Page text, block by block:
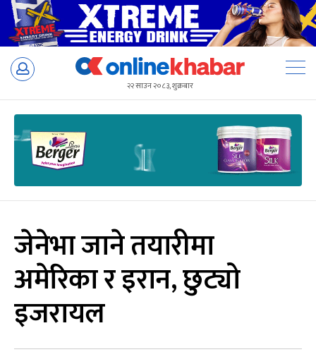
Skip
२२ साउन २०८३, शुक्रबार
जेनेभा जाने तयारीमा
अमेरिका र इरान, छुट्यो
इजरायल